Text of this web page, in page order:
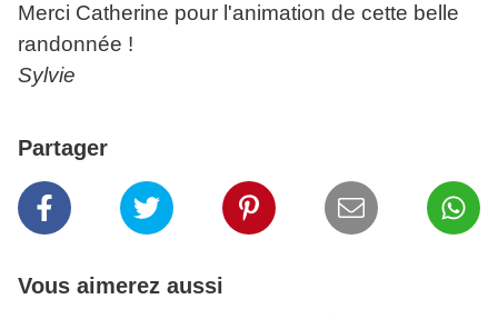
Merci Catherine pour l'animation de cette belle
randonnée !
Sylvie
Partager
Vous aimerez aussi